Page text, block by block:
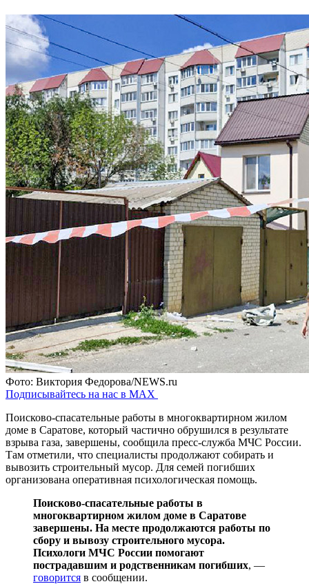
Фото: Виктория Федорова/NEWS.ru
Подписывайтесь на нас в MAX
Поисково-спасательные работы в многоквартирном жилом
доме в Саратове, который частично обрушился в результате
взрыва газа, завершены, сообщила пресс-служба МЧС России.
Там отметили, что специалисты продолжают собирать и
вывозить строительный мусор. Для семей погибших
организована оперативная психологическая помощь.
Поисково-спасательные работы в
многоквартирном жилом доме в Саратове
завершены. На месте продолжаются работы по
сбору и вывозу строительного мусора.
Психологи МЧС России помогают
пострадавшим и родственникам погибших, —
говорится в сообщении.